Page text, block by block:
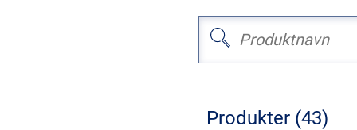
Produkter (43)